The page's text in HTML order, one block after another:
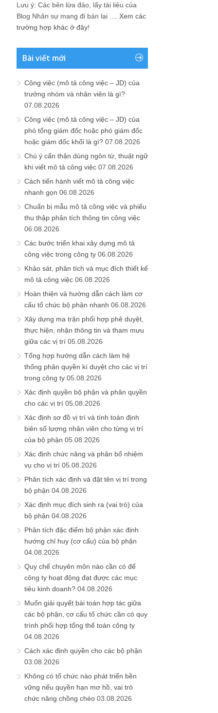
Lưu ý: Các bên lừa đảo, lấy tài liệu của
Blog Nhân sự mang đi bán lại .... Xem các
trường hợp khác ở đây!
Bài viết mới
Công việc (mô tả công việc – JD) của
trưởng nhóm và nhân viên là gì?
07.08.2026
Công việc (mô tả công việc – JD) của
phó tổng giám đốc hoặc phó giám đốc
hoặc giám đốc khối là gì? 07.08.2026
Chú ý cẩn thận dùng ngôn từ, thuật ngữ
khi viết mô tả công việc 07.08.2026
Cách tiến hành viết mô tả công việc
nhanh gọn 06.08.2026
Chuẩn bị mẫu mô tả công việc và phiếu
thu thập phân tích thông tin công việc
06.08.2026
Các bước triển khai xây dựng mô tả
công việc trong công ty 06.08.2026
Khảo sát, phân tích và mục đích thiết kế
mô tả công việc 06.08.2026
Hoàn thiện và hướng dẫn cách làm cơ
cấu tổ chức bộ phận nhanh 06.08.2026
Xây dựng ma trận phối hợp phê duyệt,
thực hiện, nhận thông tin và tham mưu
giữa các vị trí 05.08.2026
Tổng hợp hướng dẫn cách làm hệ
thống phân quyền kí duyệt cho các vị trí
trong công ty 05.08.2026
Xác định quyền bộ phận và phân quyền
cho các vị trí 05.08.2026
Xác định sơ đồ vị trí và tính toán định
biên số lượng nhân viên cho từng vị trí
của bộ phận 05.08.2026
Xác định chức năng và phân bổ nhiệm
vụ cho vị trí 05.08.2026
Phân tích xác định và đặt tên vị trí trong
bộ phận 04.08.2026
Xác định mục đích sinh ra (vai trò) của
bộ phận 04.08.2026
Phân tích đặc điểm bộ phận xác định
hướng chỉ huy (cơ cấu) của bộ phận
04.08.2026
Quy chế chuyên môn nào cần có để
công ty hoạt động đạt được các mục
tiêu kinh doanh? 04.08.2026
Muốn giải quyết bài toán hợp tác giữa
các bộ phận, cơ cấu tổ chức cần có quy
trình phối hợp tổng thể toàn công ty
04.08.2026
Cách xác định quyền cho các bộ phận
03.08.2026
Không có tổ chức nào phát triển bền
vững nếu quyền hạn mơ hồ, vai trò
chức năng chồng chéo 03.08.2026